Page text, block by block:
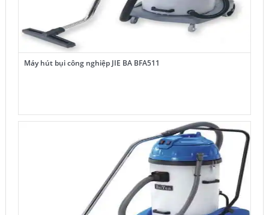
Máy hút bụi công nghiệp JIE BA BFA511